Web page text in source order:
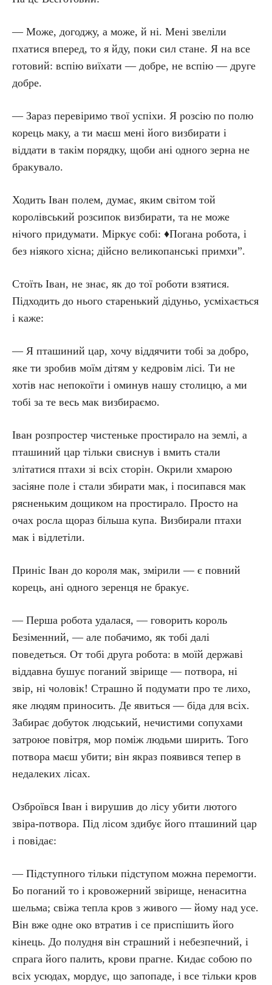
— Може, догоджу, а може, й ні. Мені звеліли
пхатися вперед, то я йду, поки сил стане. Я на все
готовий: вспію виїхати — добре, не вспію — друге
добре.
— Зараз перевіримо твої успіхи. Я розсію по полю
корець маку, а ти маєш мені його визбирати і
віддати в такім порядку, щоби ані одного зерна не
бракувало.
Ходить Іван полем, думає, яким світом той
королівський розсипок визбирати, та не може
нічого придумати. Міркує собі: ♦Погана робота, і
без ніякого хісна; дійсно великопанські примхи”.
Стоїть Іван, не знає, як до тої роботи взятися.
Підходить до нього старенький дідуньо, усміхається
і каже:
— Я пташиний цар, хочу віддячити тобі за добро,
яке ти зробив моїм дітям у кедровім лісі. Ти не
хотів нас непокоїти і оминув нашу столицю, а ми
тобі за те весь мак визбираємо.
Іван розпростер чистеньке простирало на землі, а
пташиний цар тільки свиснув і вмить стали
злітатися птахи зі всіх сторін. Окрили хмарою
засіяне поле і стали збирати мак, і посипався мак
рясненьким дощиком на простирало. Просто на
очах росла щораз більша купа. Визбирали птахи
мак і відлетіли.
Приніс Іван до короля мак, змірили — є повний
корець, ані одного зеренця не бракує.
— Перша робота удалася, — говорить король
Безіменний, — але побачимо, як тобі далі
поведеться. От тобі друга робота: в моїй державі
віддавна бушує поганий звірище — потвора, ні
звір, ні чоловік! Страшно й подумати про те лихо,
яке людям приносить. Де явиться — біда для всіх.
Забирає добуток людський, нечистими сопухами
затроюе повітря, мор поміж людьми ширить. Того
потвора маєш убити; він якраз появився тепер в
недалеких лісах.
Озброївся Іван і вирушив до лісу убити лютого
звіра-потвора. Під лісом здибує його пташиний цар
і повідає:
— Підступного тільки підступом можна перемогти.
Бо поганий то і кровожерний звірище, ненаситна
шельма; свіжа тепла кров з живого — йому над усе.
Він вже одне око втратив і се приспішить його
кінець. До полудня він страшний і небезпечний, і
спрага його палить, крови прагне. Кидає собою по
всіх усюдах, мордує, що запопаде, і все тільки кров